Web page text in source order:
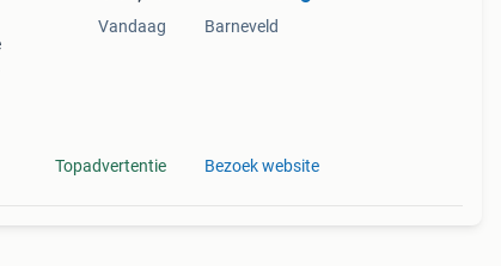
Vandaag
Topadvertentie
Barneveld
Bezoek website